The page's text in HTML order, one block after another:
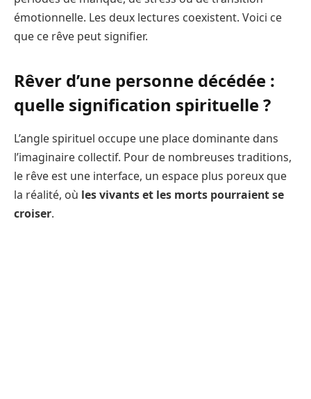
émotionnelle. Les deux lectures coexistent. Voici ce
que ce rêve peut signifier.
Rêver d’une personne décédée :
quelle signification spirituelle ?
L’angle spirituel occupe une place dominante dans
l’imaginaire collectif. Pour de nombreuses traditions,
le rêve est une interface, un espace plus poreux que
la réalité, où les vivants et les morts pourraient se
croiser.